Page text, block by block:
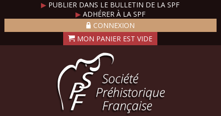
▶ PUBLIER DANS LE BULLETIN DE LA SPF
▶ADHÉRER À LA SPF
CONNEXION